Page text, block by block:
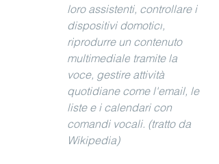
loro assistenti, controllare i
dispositivi domotici,
riprodurre un contenuto
multimediale tramite la
voce, gestire attività
quotidiane come l'email, le
liste e i calendari con
comandi vocali. (tratto da
Wikipedia)